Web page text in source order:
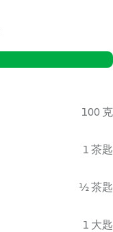
100 克
1 茶匙
½ 茶匙
1 大匙